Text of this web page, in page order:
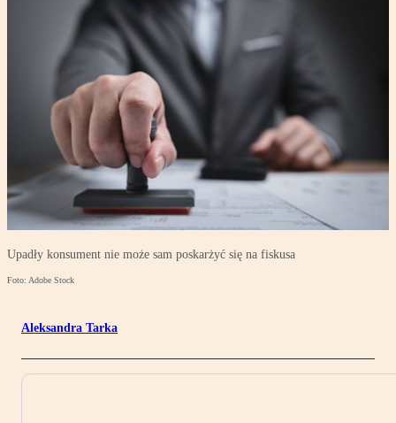
Upadły konsument nie może sam poskarżyć się na fiskusa
Foto: Adobe Stock
Aleksandra Tarka